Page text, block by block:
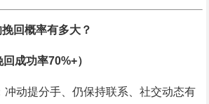
回概率有多大？
成功率70%+）
冲动提分手、仍保持联系、社交动态有